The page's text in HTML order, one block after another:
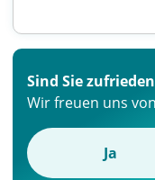
Sind Sie
Wir freuen uns
Ja